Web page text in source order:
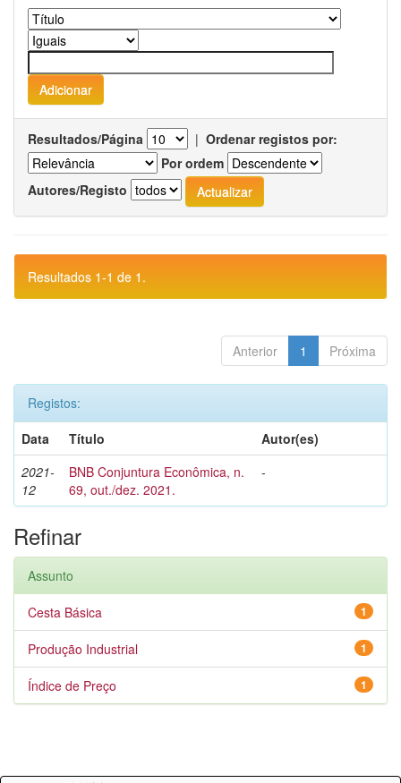
Resultados/Página | Ordenar registos por:
Por ordem
Autores/Registo
Resultados 1-1 de 1.
Anterior 1 Próxima
Registos:
Data
Título
Autor(es)
2021-
12
BNB Conjuntura Econômica, n.
69, out./dez. 2021.
-
Refinar
Assunto
1
Cesta Básica
1
Produção Industrial
1
Índice de Preço